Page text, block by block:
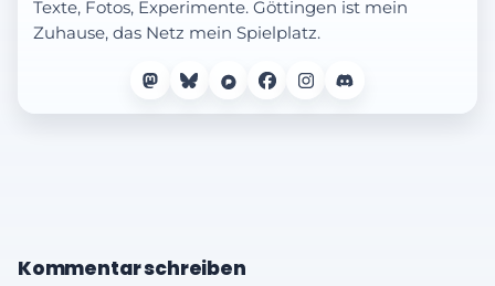
Texte, Fotos, Experimente. Göttingen ist mein
Zuhause, das Netz mein Spielplatz.
Kommentar schreiben